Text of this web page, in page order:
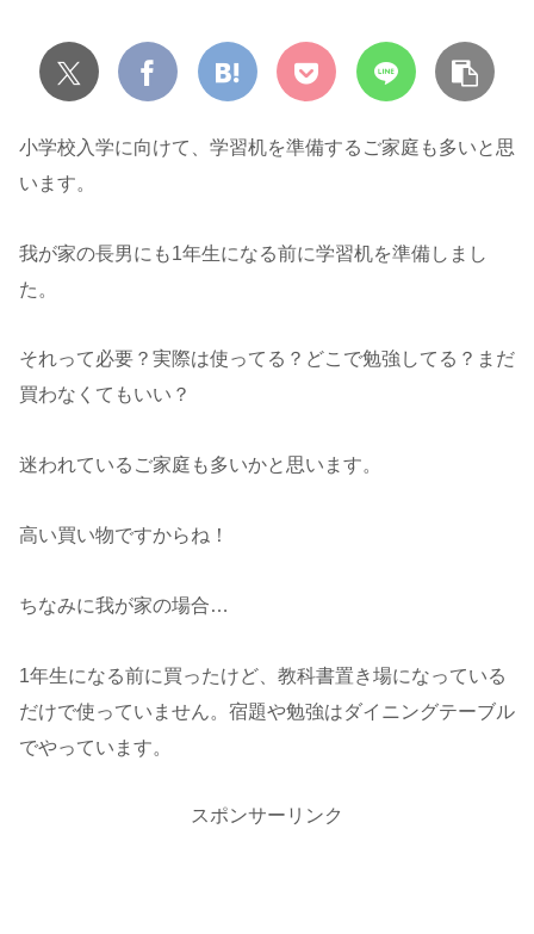
小学校入学に向けて、学習机を準備するご家庭も多いと思
います。
我が家の長男にも1年生になる前に学習机を準備しまし
た。
それって必要？実際は使ってる？どこで勉強してる？まだ
買わなくてもいい？
迷われているご家庭も多いかと思います。
高い買い物ですからね！
ちなみに我が家の場合…
1年生になる前に買ったけど、教科書置き場になっている
だけで使っていません。宿題や勉強はダイニングテーブル
でやっています。
スポンサーリンク